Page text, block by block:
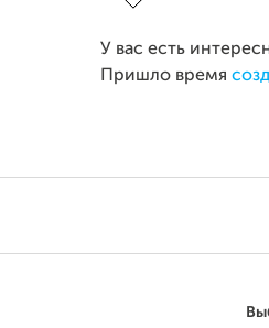
У вас есть
Пришло время